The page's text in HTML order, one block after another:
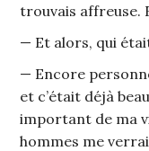
trouvais affreuse.
— Et alors, qui
— Encore
et c’était déjà
important de ma
hommes me